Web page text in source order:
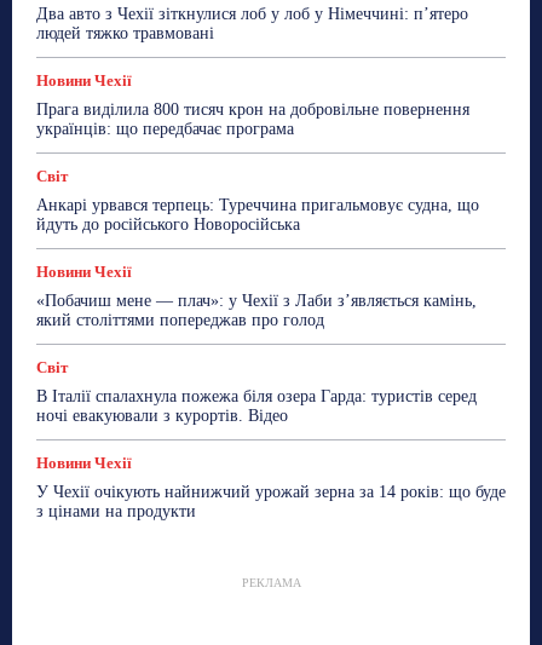
Два авто з Чехії зіткнулися лоб у лоб у Німеччині: п’ятеро
людей тяжко травмовані
Новини Чехії
Прага виділила 800 тисяч крон на добровільне повернення
українців: що передбачає програма
Світ
Анкарі урвався терпець: Туреччина пригальмовує судна, що
йдуть до російського Новоросійська
Новини Чехії
«Побачиш мене — плач»: у Чехії з Лаби з’являється камінь,
який століттями попереджав про голод
Світ
В Італії спалахнула пожежа біля озера Гарда: туристів серед
ночі евакуювали з курортів. Відео
Новини Чехії
У Чехії очікують найнижчий урожай зерна за 14 років: що буде
з цінами на продукти
РЕКЛАМА